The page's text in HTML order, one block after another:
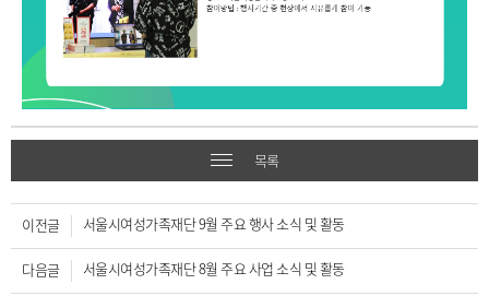
목록
이전글 서울시여성가족재단 9월 주요 행사 소식 및 활동
다음글 서울시여성가족재단 8월 주요 사업 소식 및 활동